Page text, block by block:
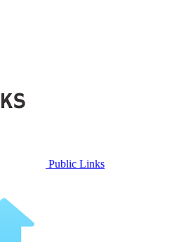
Public Links